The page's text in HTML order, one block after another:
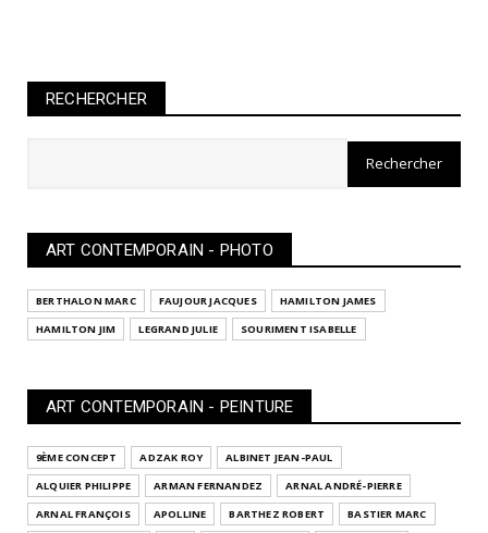
RECHERCHER
ART CONTEMPORAIN - PHOTO
BERTHALON MARC FAUJOUR JACQUES
HAMILTON JAMES
HAMILTON JIM
LEGRAND JULIE SOURIMENT ISABELLE
ART CONTEMPORAIN - PEINTURE
9ÈME CONCEPT ADZAK ROY
ALBINET JEAN-PAUL
ALQUIER PHILIPPE
ARMAN FERNANDEZ
ARNAL ANDRÉ-PIERRE
ARNAL FRANÇOIS
APOLLINE BARTHEZ ROBERT
BASTIER MARC